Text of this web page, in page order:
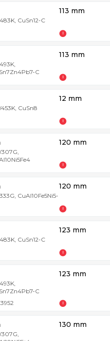
CuSn12-C
113 mm
C
113 mm
CuSn8
12 mm
120 mm
CuAl10Fe5Ni5-
120 mm
CuSn12-C
123 mm
C
123 mm
130 mm